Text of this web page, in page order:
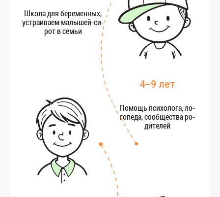
Шко­ла для бе­ремен­ных,
ус­тра­ива­ем ма­лышей-си­
рот в семьи
4–9 лет
По­мощь пси­холо­га, ло­
гопе­да, со­об­щес­тва ро­
дите­лей